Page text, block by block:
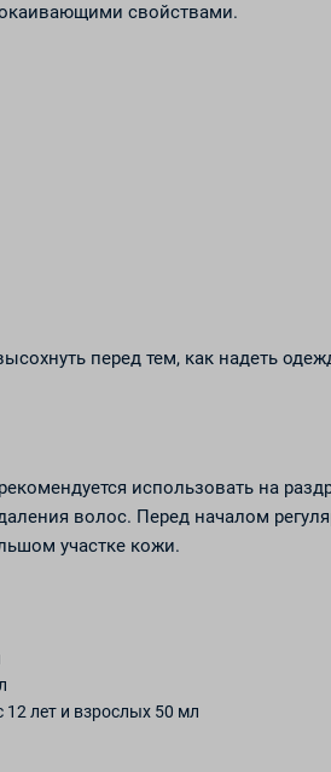
свойствами.
перед тем, как надеть
использовать на
волос. Перед началом
участке кожи.
12 лет и взрослых 50 мл